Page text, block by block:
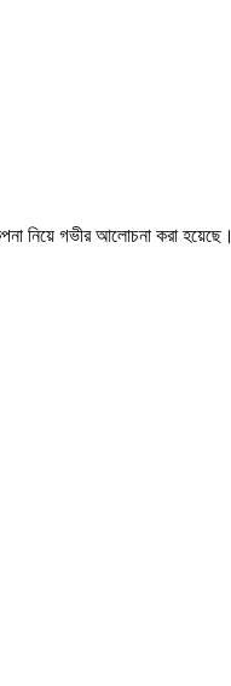
নিয়ে গভীর আলোচনা করা হয়েছে।